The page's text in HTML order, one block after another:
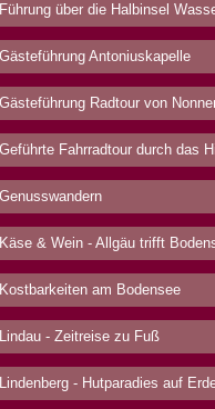
Führung über die Halbinsel
Gästeführung Antoniuskapelle
Gästeführung Radtour von
Geführte Fahrradtour durch das
Genusswandern
Käse & Wein - Allgäu trifft
Kostbarkeiten am Bodensee
Lindau - Zeitreise zu Fuß
Lindenberg - Hutparadies auf